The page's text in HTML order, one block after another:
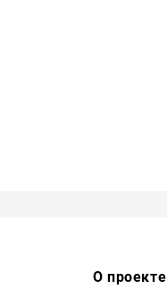
О проекте